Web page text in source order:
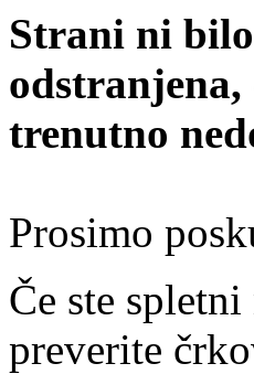
Strani ni
odstranjena,
trenutno
Prosimo
Če ste
preverite